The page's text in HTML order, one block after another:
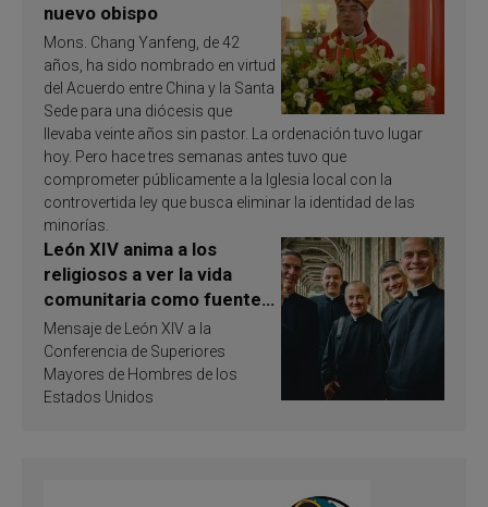
nuevo obispo
Mons. Chang Yanfeng, de 42
años, ha sido nombrado en virtud
del Acuerdo entre China y la Santa
Sede para una diócesis que
llevaba veinte años sin pastor. La ordenación tuvo lugar
hoy. Pero hace tres semanas antes tuvo que
comprometer públicamente a la Iglesia local con la
controvertida ley que busca eliminar la identidad de las
minorías.
León XIV anima a los
religiosos a ver la vida
comunitaria como fuente
de inspiración y
santificación
Mensaje de León XIV a la
Conferencia de Superiores
Mayores de Hombres de los
Estados Unidos